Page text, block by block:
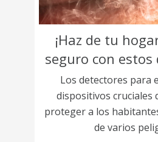
¡Haz de tu
seguro con estos
Los detectores para
dispositivos cruciales
proteger a los
de varios